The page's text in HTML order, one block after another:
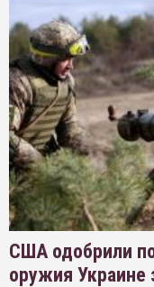
США одобрили
оружия Украине